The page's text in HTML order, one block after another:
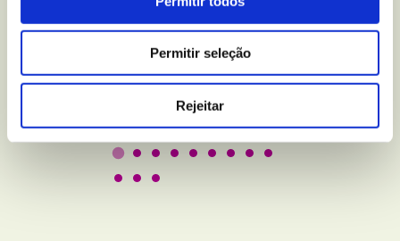
Permitir seleção
Rejeitar
a qualidade do seu sono
Leer